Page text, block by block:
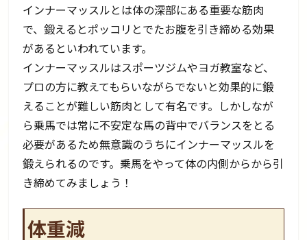
インナーマッスルとは体の深部にある重要な筋肉
で、鍛えるとポッコリとでたお腹を引き締める効果
があるといわれています。
インナーマッスルはスポーツジムやヨガ教室など、
プロの方に教えてもらいながらでないと効果的に鍛
えることが難しい筋肉として有名です。しかしなが
ら乗馬では常に不安定な馬の背中でバランスをとる
必要があるため無意識のうちにインナーマッスルを
鍛えられるのです。乗馬をやって体の内側からから引
き締めてみましょう！
体重減